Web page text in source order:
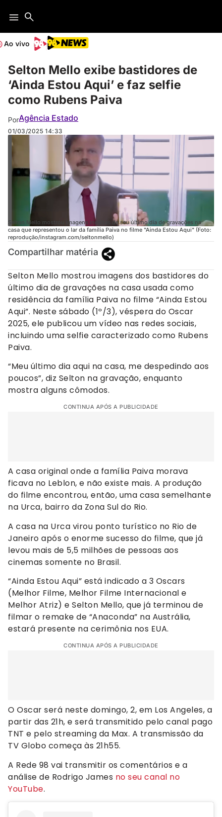
Ao vivo
Selton Mello exibe bastidores de
‘Ainda Estou Aqui’ e faz selfie
como Rubens Paiva
PorAgência Estado
01/03/2025 14:33
Selton Mello mostrou imagens inéditas de seu último dia de gravações na
casa que representou o lar da família Paiva no filme "Ainda Estou Aqui" (Foto:
reprodução/instagram.com/seltonmello)
Compartilhar matéria
Selton Mello mostrou imagens dos bastidores do
último dia de gravações na casa usada como
residência da família Paiva no filme “Ainda Estou
Aqui”. Neste sábado (1º/3), véspera do Oscar
2025, ele publicou um vídeo nas redes sociais,
incluindo uma selfie caracterizado como Rubens
Paiva.
“Meu último dia aqui na casa, me despedindo aos
poucos”, diz Selton na gravação, enquanto
mostra alguns cômodos.
CONTINUA APÓS A PUBLICIDADE
A casa original onde a família Paiva morava
ficava no Leblon, e não existe mais. A produção
do filme encontrou, então, uma casa semelhante
na Urca, bairro da Zona Sul do Rio.
A casa na Urca virou ponto turístico no Rio de
Janeiro após o enorme sucesso do filme, que já
levou mais de 5,5 milhões de pessoas aos
cinemas somente no Brasil.
“Ainda Estou Aqui” está indicado a 3 Oscars
(Melhor Filme, Melhor Filme Internacional e
Melhor Atriz) e Selton Mello, que já terminou de
filmar o remake de “Anaconda” na Austrália,
estará presente na cerimônia nos EUA.
CONTINUA APÓS A PUBLICIDADE
O Oscar será neste domingo, 2, em Los Angeles, a
partir das 21h, e será transmitido pelo canal pago
TNT e pelo streaming da Max. A transmissão da
TV Globo começa às 21h55.
A Rede 98 vai transmitir os comentários e a
análise de Rodrigo James no seu canal no
YouTube.